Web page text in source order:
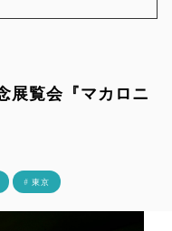
展覧会『マカロニ
# 東京